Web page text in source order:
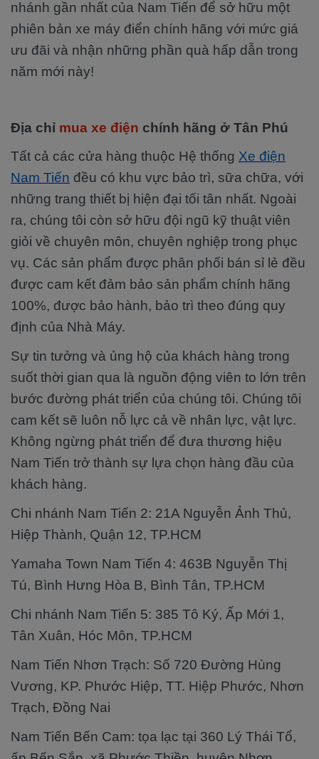
nhánh gần nhất của Nam Tiến để sở hữu một
phiên bản xe máy điển chính hãng với mức giá
ưu đãi và nhận những phần quà hấp dẫn trong
năm mới này!
Địa chỉ mua xe điện chính hãng ở Tân Phú
Tất cả các cửa hàng thuộc Hệ thống Xe điện
Nam Tiến đều có khu vực bảo trì, sữa chữa, với
những trang thiết bị hiện đại tối tân nhất. Ngoài
ra, chúng tôi còn sở hữu đội ngũ kỹ thuật viên
giỏi về chuyên môn, chuyên nghiệp trong phục
vụ. Các sản phẩm được phân phối bán sỉ lẻ đều
được cam kết đảm bảo sản phẩm chính hãng
100%, được bảo hành, bảo trì theo đúng quy
định của Nhà Máy.
Sự tin tưởng và ủng hộ của khách hàng trong
suốt thời gian qua là nguồn động viên to lớn trên
bước đường phát triển của chúng tôi. Chúng tôi
cam kết sẽ luôn nỗ lực cả về nhân lực, vật lực.
Không ngừng phát triển để đưa thương hiệu
Nam Tiến trở thành sự lựa chọn hàng đầu của
khách hàng.
Chi nhánh Nam Tiến 2: 21A Nguyễn Ảnh Thủ,
Hiệp Thành, Quận 12, TP.HCM
Yamaha Town Nam Tiến 4: 463B Nguyễn Thị
Tú, Bình Hưng Hòa B, Bình Tân, TP.HCM
Chi nhánh Nam Tiến 5: 385 Tô Ký, Ấp Mới 1,
Tân Xuân, Hóc Môn, TP.HCM
Nam Tiến Nhơn Trạch: Số 720 Đường Hùng
Vương, KP. Phước Hiệp, TT. Hiệp Phước, Nhơn
Trạch, Đồng Nai
Nam Tiến Bến Cam: tọa lạc tại 360 Lý Thái Tổ,